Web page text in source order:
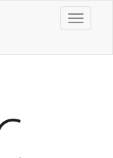
Slå på/